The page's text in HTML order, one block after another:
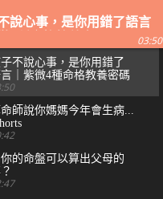
說心事，是你用錯了語言
03:50
不說心事，是你用錯了
｜紫微4種命格教養密碼
師說你媽媽今年會生病...
的命盤可以算出父母的